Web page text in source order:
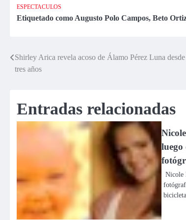
a Cecilia
Bracamonte»
ESPECTACULOS
Etiquetado como Augusto Polo Campos, Beto
Navegación
Shirley Arica revela acoso de Álamo Pérez Luna desde
tres años
Entradas relacionadas
luego
Nicole